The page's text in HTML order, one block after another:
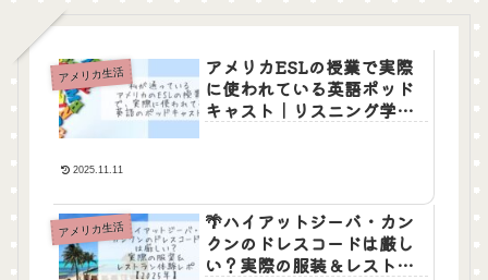
アメリカ生活
アメリカESLの授業で実際
に使われている英語ポッド
キャスト｜リスニング学習
2025.11.11
アメリカ生活
🌴ハイアットジーバ・カン
クンのドレスコードは厳し
い？実際の服装＆レストラ